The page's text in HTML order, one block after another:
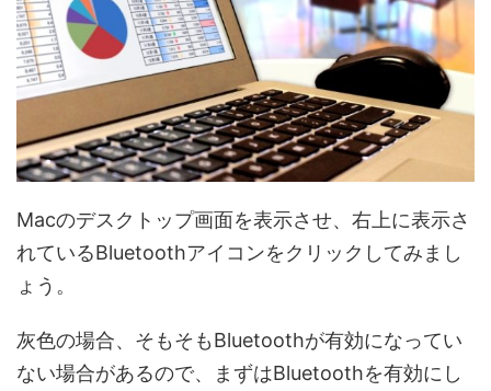
Macのデスクトップ画面を表示させ、右上に表示さ
れているBluetoothアイコンをクリックしてみまし
ょう。
灰色の場合、そもそもBluetoothが有効になってい
ない場合があるので、まずはBluetoothを有効にし